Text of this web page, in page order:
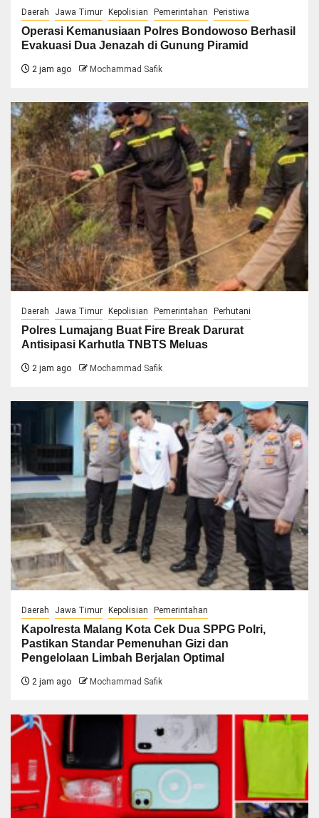
Daerah Jawa Timur Kepolisian Pemerintahan Peristiwa
Operasi Kemanusiaan Polres Bondowoso Berhasil
Evakuasi Dua Jenazah di Gunung Piramid
2 jam ago Mochammad Safik
Daerah Jawa Timur Kepolisian Pemerintahan Perhutani
Polres Lumajang Buat Fire Break Darurat
Antisipasi Karhutla TNBTS Meluas
2 jam ago Mochammad Safik
Daerah Jawa Timur Kepolisian Pemerintahan
Kapolresta Malang Kota Cek Dua SPPG Polri,
Pastikan Standar Pemenuhan Gizi dan
Pengelolaan Limbah Berjalan Optimal
2 jam ago Mochammad Safik